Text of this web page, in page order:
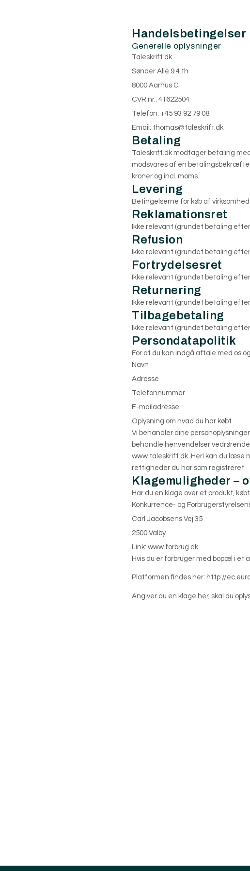
Generelle oplysninger
Taleskrift.dk
Sønder Allé 9 4.th
8000 Aarhus C
CVR nr.: 41622504
Telefon: +45 93 92 79 08
Email: thomas@taleskrift.dk
Betaling
Taleskrift.dk modtager betaling
modsvares af en
kroner og incl. moms.
Levering
Betingelserne for køb af
Reklamationsret
Ikke relevant (grundet betaling
Refusion
Ikke relevant (grundet betaling
Fortrydelsesret
Ikke relevant (grundet betaling
Returnering
Ikke relevant (grundet betaling
Tilbagebetaling
Ikke relevant (grundet betaling
Persondatapolitik
For at du kan indgå aftale med os
Navn
Adresse
Telefonnummer
E-mailadresse
Oplysning om hvad du har købt
Vi behandler dine
behandle henvendelser
www.taleskrift.dk. Heri kan du læse
rettigheder du har som registreret.
Klagemuligheder –
Har du en klage over et produkt,
Konkurrence- og
Carl Jacobsens Vej 35
2500 Valby
Link: www.forbrug.dk
Hvis du er forbruger med bopæl i et
Platformen findes her: http://
Angiver du en klage her, skal du